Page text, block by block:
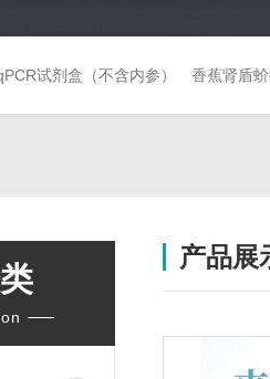
试剂盒（不含内参） 香蕉肾盾
产品展